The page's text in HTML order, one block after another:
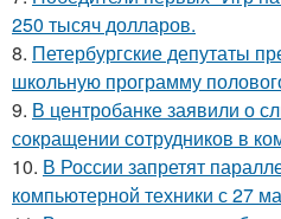
250 тысяч долларов.
8. Петербургские депутаты
школьную программу
9. В центробанке заявили о
сокращении сотрудников в
10. В России запретят
компьютерной техники с 27